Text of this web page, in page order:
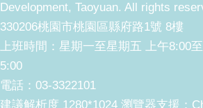
Development, Taoyuan. All rights
330206桃園市桃園區縣府路1號 8樓
上班時間：星期一至星期五 上午8:00
5:00
電話：03-3322101
建議解析度 1280*1024 瀏覽器支援：